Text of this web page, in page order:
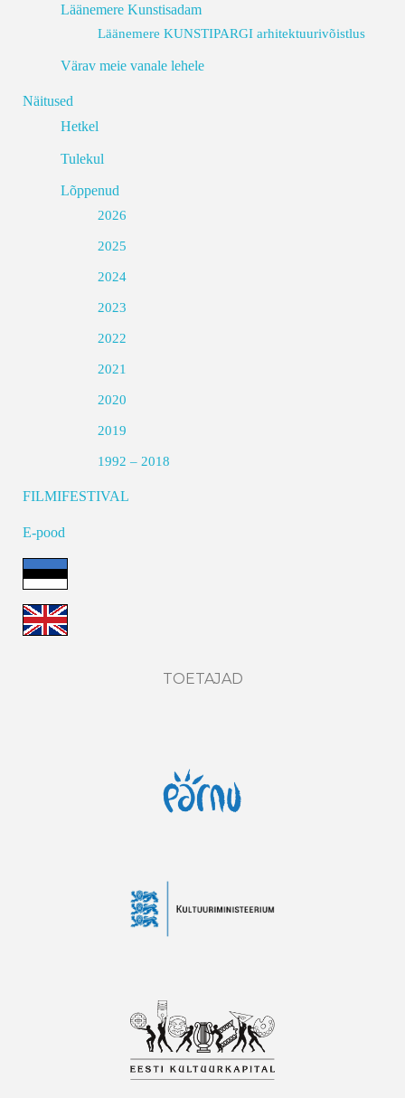
Läänemere Kunstisadam
Läänemere KUNSTIPARGI arhitektuurivõistlus
Värav meie vanale lehele
Näitused
Hetkel
Tulekul
Lõppenud
2026
2025
2024
2023
2022
2021
2020
2019
1992 – 2018
FILMIFESTIVAL
E-pood
TOETAJAD